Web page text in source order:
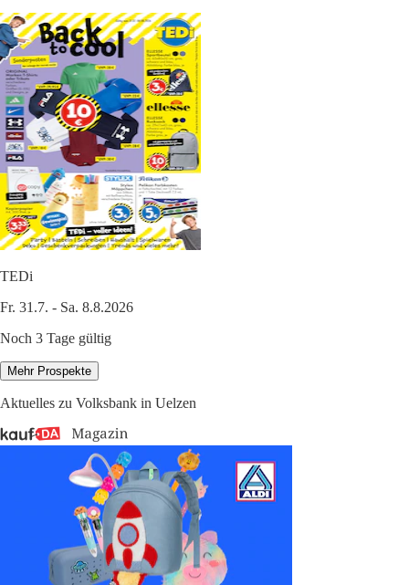
TEDi
Fr. 31.7. - Sa. 8.8.2026
Noch 3 Tage gültig
Mehr Prospekte
Aktuelles zu Volksbank in Uelzen